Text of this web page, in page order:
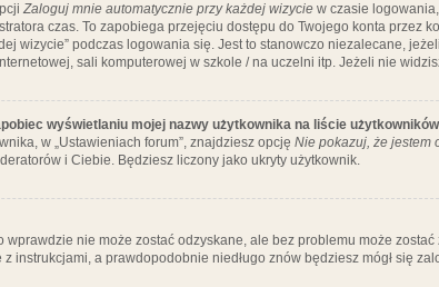
Zaloguj mnie automatycznie przy każdej wizycie w czasie
czas. To zapobiega przejęciu dostępu do Twojego konta przez
wizycie” podczas logowania się. Jest to stanowczo niezalecane,
sali komputerowej w szkole / na uczelni itp. Jeżeli nie
wyświetlaniu mojej nazwy użytkownika na liście
w „Ustawieniach forum”, znajdziesz opcję Nie pokazuj, że jestem
i Ciebie. Będziesz liczony jako ukryty użytkownik.
wprawdzie nie może zostać odzyskane, ale bez problemu może
z instrukcjami, a prawdopodobnie niedługo znów będziesz mógł się